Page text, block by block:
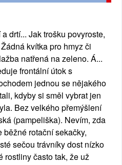
drtí... Jak trošku povyroste,
kvítka pro hmyz či
natřená na zeleno. Á...
frontální útok s
jednou se nějakého
kdyby si směl vybrat jen
Bez velkého přemýšlení
(pampeliška). Nevím, zda
rotační sekačky,
sečou trávníky dost nízko
rostliny často tak, že už